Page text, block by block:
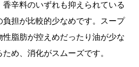
辛料のいずれも抑えられている
負担が比較的少なめです。スープ
性脂肪が控えめだったり油が少な
め、消化がスムーズです。